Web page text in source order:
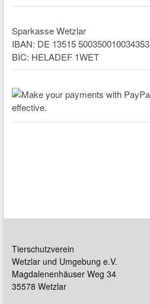
Sparkasse Wetzlar
IBAN: DE 13515 500350010034353
BIC: HELADEF 1WET
Tierschutzverein
Wetzlar und Umgebung e.V.
Magdalenenhäuser Weg 34
35578 Wetzlar